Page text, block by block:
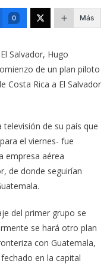
0 Más
Salvador, Hugo
de un plan piloto
Costa Rica a El Salvador
de su país que
el viernes- fue
empresa aérea
de donde seguirían
del primer grupo se
se hará otro plan
con Guatemala,
en la capital